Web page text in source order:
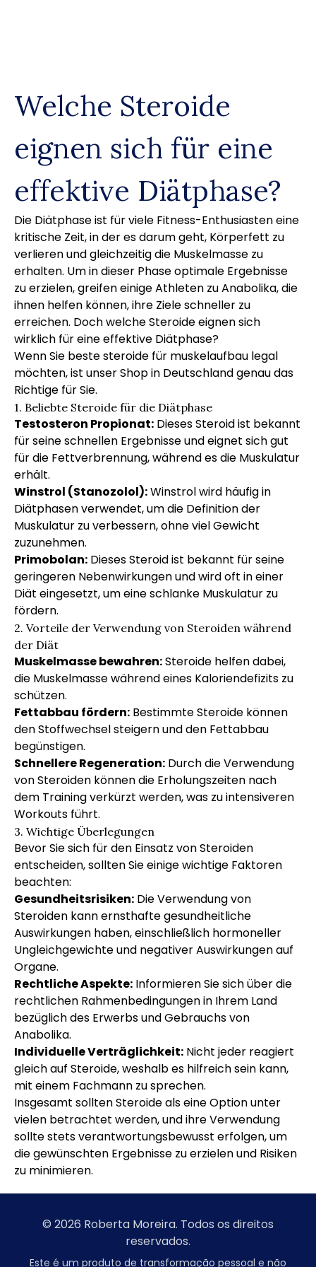
Welche Steroide
eignen sich für eine
effektive Diätphase?
Die Diätphase ist für viele Fitness-Enthusiasten eine
kritische Zeit, in der es darum geht, Körperfett zu
verlieren und gleichzeitig die Muskelmasse zu
erhalten. Um in dieser Phase optimale Ergebnisse
zu erzielen, greifen einige Athleten zu Anabolika, die
ihnen helfen können, ihre Ziele schneller zu
erreichen. Doch welche Steroide eignen sich
wirklich für eine effektive Diätphase?
Wenn Sie beste steroide für muskelaufbau legal
möchten, ist unser Shop in Deutschland genau das
Richtige für Sie.
1. Beliebte Steroide für die Diätphase
Testosteron Propionat: Dieses Steroid ist bekannt
für seine schnellen Ergebnisse und eignet sich gut
für die Fettverbrennung, während es die Muskulatur
erhält.
Winstrol (Stanozolol):Winstrol wird häufig in
Diätphasen verwendet, um die Definition der
Muskulatur zu verbessern, ohne viel Gewicht
zuzunehmen.
Primobolan: Dieses Steroid ist bekannt für seine
geringeren Nebenwirkungen und wird oft in einer
Diät eingesetzt, um eine schlanke Muskulatur zu
fördern.
2. Vorteile der Verwendung von Steroiden während
der Diät
Muskelmasse bewahren:Steroide helfen dabei,
die Muskelmasse während eines Kaloriendefizits zu
schützen.
Fettabbau fördern: Bestimmte Steroide können
den Stoffwechsel steigern und den Fettabbau
begünstigen.
Schnellere Regeneration: Durch die Verwendung
von Steroiden können die Erholungszeiten nach
dem Training verkürzt werden, was zu intensiveren
Workouts führt.
3. Wichtige Überlegungen
Bevor Sie sich für den Einsatz von Steroiden
entscheiden, sollten Sie einige wichtige Faktoren
beachten:
Gesundheitsrisiken: Die Verwendung von
Steroiden kann ernsthafte gesundheitliche
Auswirkungen haben, einschließlich hormoneller
Ungleichgewichte und negativer Auswirkungen auf
Organe.
Rechtliche Aspekte: Informieren Sie sich über die
rechtlichen Rahmenbedingungen in Ihrem Land
bezüglich des Erwerbs und Gebrauchs von
Anabolika.
Individuelle Verträglichkeit: Nicht jeder reagiert
gleich auf Steroide, weshalb es hilfreich sein kann,
mit einem Fachmann zu sprechen.
Insgesamt sollten Steroide als eine Option unter
vielen betrachtet werden, und ihre Verwendung
sollte stets verantwortungsbewusst erfolgen, um
die gewünschten Ergebnisse zu erzielen und Risiken
zu minimieren.
© 2026 Roberta Moreira. Todos os direitos
reservados.
Este é um produto de transformação pessoal e não